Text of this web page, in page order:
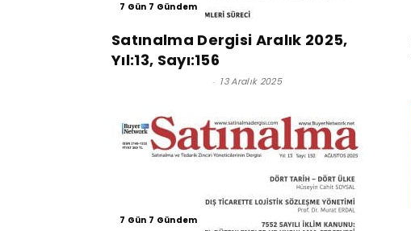
7 Gün 7 Gündem
Satınalma Dergisi Aralık 2025,
Yıl:13, Sayı:156
- 13 Aralık 2025
7 Gün 7 Gündem